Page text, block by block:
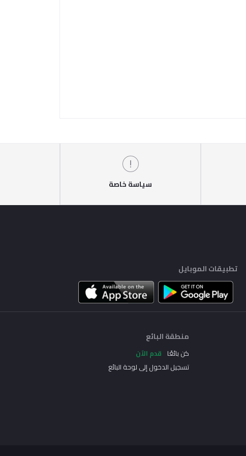
سياسة خاصة
تطبيقات الموبايل
منطقة البائع
كن بائعًا قدم الآن
تسجيل الدخول إلى لوحة البائع